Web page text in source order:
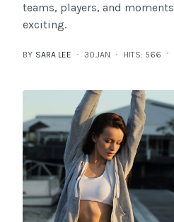
teams, players, and
exciting.
BY SARA LEE 30.JAN HITS: 566